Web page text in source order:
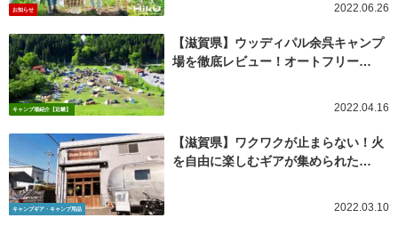
お知らせ 2022.06.26
キャンプ場紹介【近畿】
【滋賀県】ウッディパル余呉キャンプ
場を徹底レビュー！オートフリー…
2022.04.16
キャンプギア・キャンプ用品
【滋賀県】ワクワクが止まらない！火
を自由に楽しむギアが集められた…
2022.03.10